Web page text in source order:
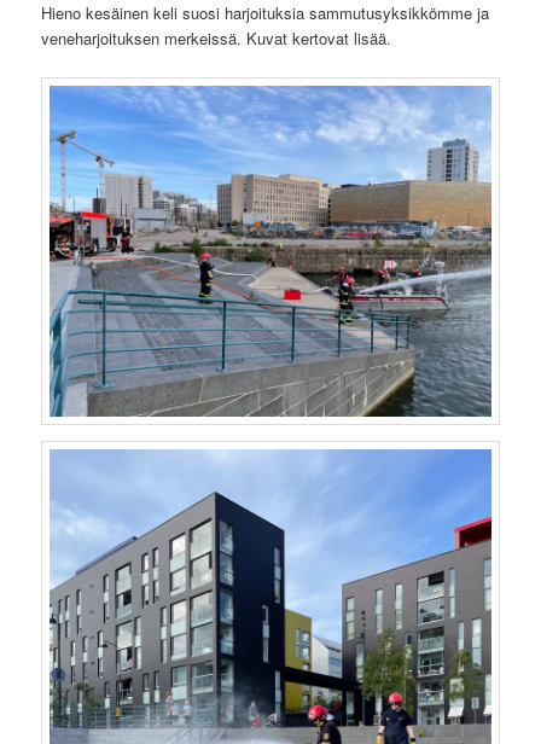
Hieno kesäinen keli suosi harjoituksia sammutusyksikkömme ja
veneharjoituksen merkeissä. Kuvat kertovat lisää.